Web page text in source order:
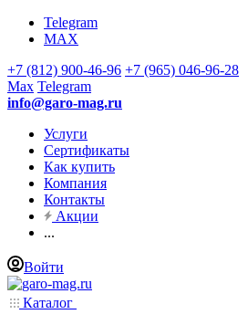
Telegram
MAX
+7 (812) 900-46-96 +7 (965) 046-96-28
Max Telegram
info@garo-mag.ru
Услуги
Сертификаты
Как купить
Компания
Контакты
Акции
...
Войти
Каталог